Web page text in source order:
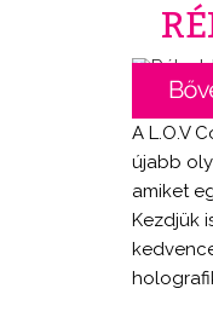
A L.O.V
újabb
amiket
Kezdjük